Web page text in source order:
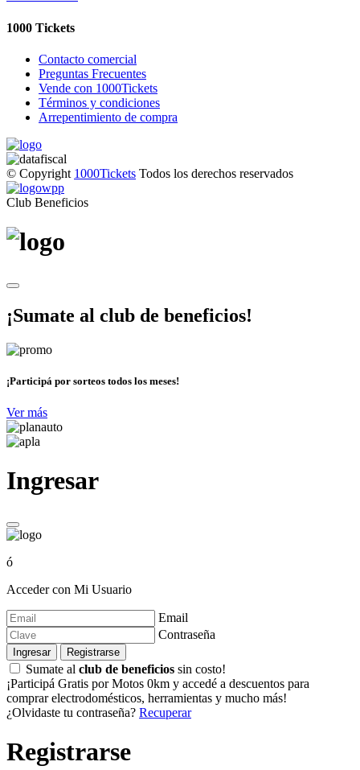
1000 Tickets
Contacto comercial
Preguntas Frecuentes
Vende con 1000Tickets
Términos y condiciones
Arrepentimiento de compra
© Copyright 1000Tickets Todos los derechos reservados
Club Beneficios
¡Sumate al club de beneficios!
¡Participá por sorteos todos los meses!
Ver más
Ingresar
ó
Acceder con Mi Usuario
Email
Contraseña
Ingresar Registrarse
Sumate al club de beneficios sin costo!
¡Participá Gratis por Motos 0km y accedé a descuentos para
comprar electrodomésticos, herramientas y mucho más!
¿Olvidaste tu contraseña? Recuperar
Registrarse